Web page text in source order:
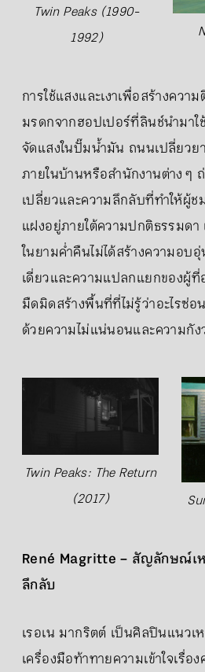
Twin Peaks (1990-
1992)
การใช้แสงและเงาเพื่อสร้างควา
มรดกจากฮอปเปอร์ที่ลินช์นำมาใ
จัดแสงในปั๊มน้ำมัน ถนนเปลี่ยวย
ภายในบ้านหรือสำนักงานต่าง ๆ
เปลี่ยวและความลึกลับที่ทำให้ผู้
แฝงอยู่ภายใต้ความปกติธรรมด
ในยามค่ำคืนไม่ได้สร้างความอบ
เดี่ยวและความแปลกแยกของผู้ที่
มืดมิดสร้างพื้นที่ที่ไม่รู้ว่าอะไรซ่อ
ด้วยความไม่แน่นอนและความกัง
Twin Peaks: The Return
(2017)
René Magritte – สัญลักษณ์เ
ลึกลับ
เรอเน มากริตต์ เป็นศิลปินแนวเ
เครื่องมือท้าทายความเข้าใจเรื่